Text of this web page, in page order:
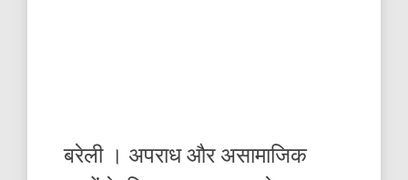
बरेली । अपराध और असामाजिक